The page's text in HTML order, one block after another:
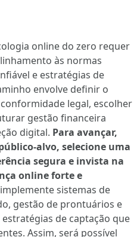
online do zero requer
às normas
e estratégias de
envolve definir o
legal, escolher
gestão financeira
digital. Para avançar,
alvo, selecione uma
segura e invista na
online forte e
sistemas de
gestão de prontuários e
de captação que
Assim, será possível